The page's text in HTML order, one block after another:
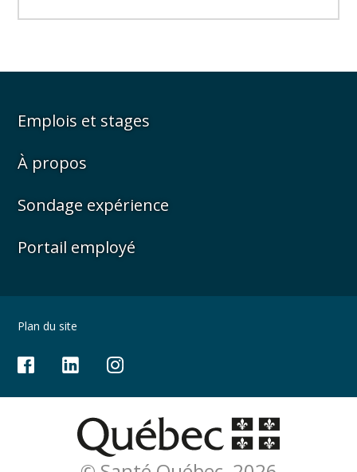
Emplois et stages
À propos
Sondage expérience
Portail employé
Plan du site